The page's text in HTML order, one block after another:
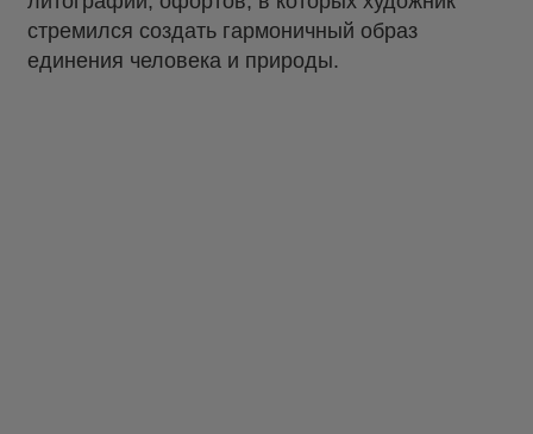
стремился создать гармоничный образ
единения человека и природы.